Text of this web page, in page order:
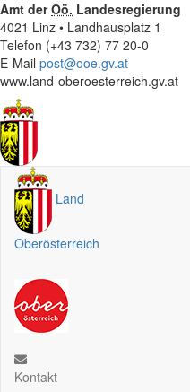
Amt derOö. Landesregierung
4021 Linz • Landhausplatz 1
Telefon (+43 732) 77 20-0
E-Mail post@ooe.gv.at
www.land-oberoesterreich.gv.at
Land
Oberösterreich
Kontakt